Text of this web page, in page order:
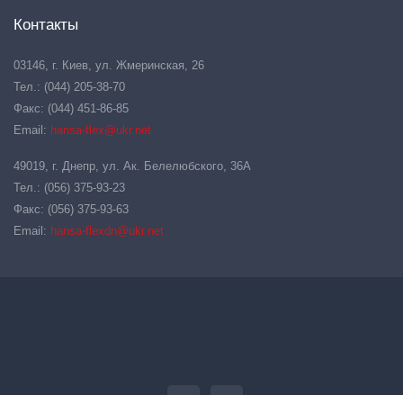
Контакты
03146, г. Киев, ул. Жмеринская, 26
Тел.: (044) 205-38-70
Факс: (044) 451-86-85
Email: hansa-flex@ukr.net
49019, г. Днепр, ул. Ак. Белелюбского, 36А
Тел.: (056) 375-93-23
Факс: (056) 375-93-63
Email: hansa-flexdn@ukr.net